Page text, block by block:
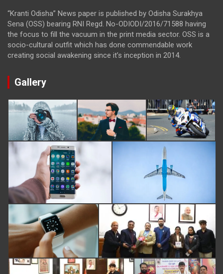
“Kranti Odisha” News paper is published by Odisha Surakhya
Sena (OSS) bearing RNI Regd. No-ODIODI/2016/71588 having
the focus to fill the vacuum in the print media sector. OSS is a
socio-cultural outfit which has done commendable work
creating social awakening since it’s inception in 2014.
Gallery